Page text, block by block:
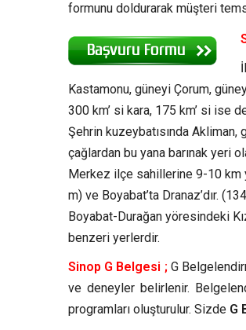
formunu doldurarak müşteri
Kastamonu, güneyi Çorum,
300 km’ si kara, 175 km’ si ise
Şehrin kuzeybatısında
çağlardan bu yana barınak yeri
Merkez ilçe sahillerine 9-10 km
m) ve Boyabat’ta Dranaz’dır.
Boyabat-Durağan yöresindeki
benzeri yerlerdir.
Sinop G Belgesi ; G
ve deneyler belirlenir.
programları oluşturulur. Sizde G